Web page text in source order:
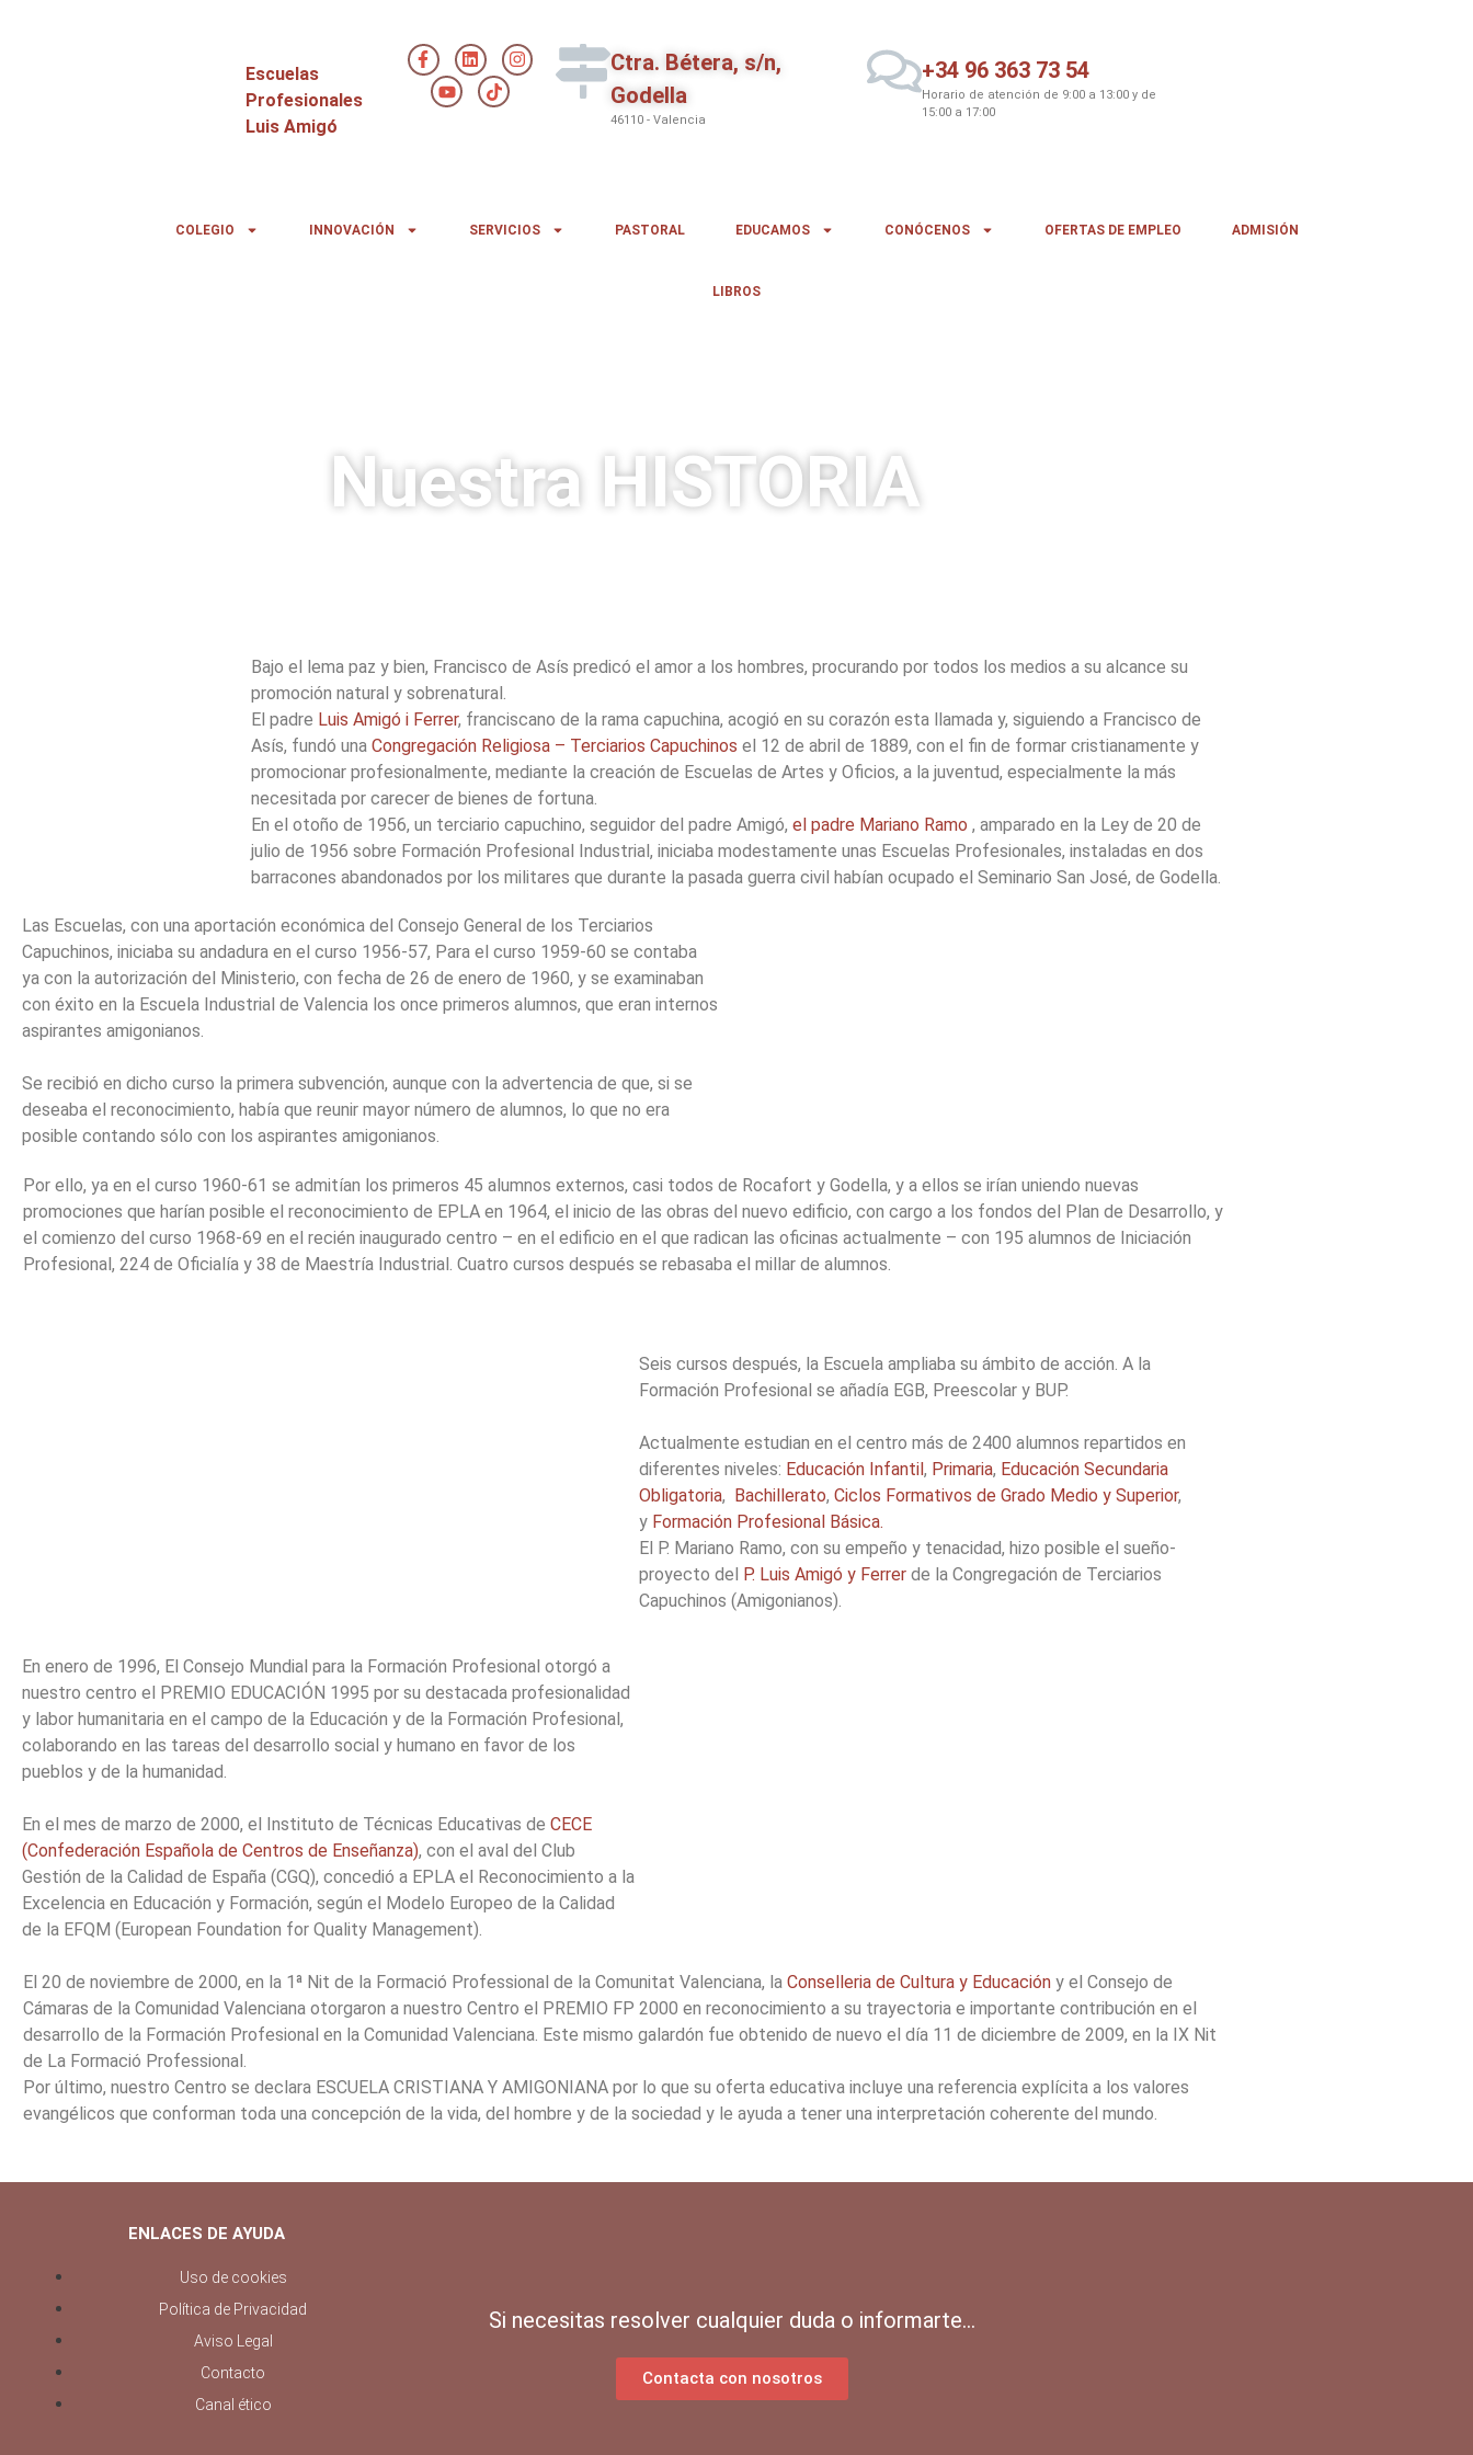
Escuelas
Profesionales
Luis Amigó
Ctra. Bétera, s/n,
Godella
46110 - Valencia
+34 96 363 73 54
Horario de atención de 9:00 a 13:00 y de
15:00 a 17:00
COLEGIO INNOVACIÓN SERVICIOS PASTORAL EDUCAMOS CONÓCENOS OFERTAS DE EMPLEO ADMISIÓN
LIBROS
Nuestra HISTORIA
Bajo el lema paz y bien, Francisco de Asís predicó el amor a los hombres, procurando por todos los medios a su alcance su
promoción natural y sobrenatural.
El padre Luis Amigó i Ferrer, franciscano de la rama capuchina, acogió en su corazón esta llamada y, siguiendo a Francisco de
Asís, fundó una Congregación Religiosa – Terciarios Capuchinos el 12 de abril de 1889, con el fin de formar cristianamente y
promocionar profesionalmente, mediante la creación de Escuelas de Artes y Oficios, a la juventud, especialmente la más
necesitada por carecer de bienes de fortuna.
En el otoño de 1956, un terciario capuchino, seguidor del padre Amigó, el padre Mariano Ramo , amparado en la Ley de 20 de
julio de 1956 sobre Formación Profesional Industrial, iniciaba modestamente unas Escuelas Profesionales, instaladas en dos
barracones abandonados por los militares que durante la pasada guerra civil habían ocupado el Seminario San José, de Godella.
Las Escuelas, con una aportación económica del Consejo General de los Terciarios
Capuchinos, iniciaba su andadura en el curso 1956-57, Para el curso 1959-60 se contaba
ya con la autorización del Ministerio, con fecha de 26 de enero de 1960, y se examinaban
con éxito en la Escuela Industrial de Valencia los once primeros alumnos, que eran internos
aspirantes amigonianos.
Se recibió en dicho curso la primera subvención, aunque con la advertencia de que, si se
deseaba el reconocimiento, había que reunir mayor número de alumnos, lo que no era
posible contando sólo con los aspirantes amigonianos.
Por ello, ya en el curso 1960-61 se admitían los primeros 45 alumnos externos, casi todos de Rocafort y Godella, y a ellos se irían uniendo nuevas
promociones que harían posible el reconocimiento de EPLA en 1964, el inicio de las obras del nuevo edificio, con cargo a los fondos del Plan de Desarrollo, y
el comienzo del curso 1968-69 en el recién inaugurado centro – en el edificio en el que radican las oficinas actualmente – con 195 alumnos de Iniciación
Profesional, 224 de Oficialía y 38 de Maestría Industrial. Cuatro cursos después se rebasaba el millar de alumnos.
Seis cursos después, la Escuela ampliaba su ámbito de acción. A la
Formación Profesional se añadía EGB, Preescolar y BUP.
Actualmente estudian en el centro más de 2400 alumnos repartidos en
diferentes niveles: Educación Infantil , Primaria, Educación Secundaria
Obligatoria, Bachillerato, Ciclos Formativos de Grado Medio y Superior,
y Formación Profesional Básica.
El P. Mariano Ramo, con su empeño y tenacidad, hizo posible el sueño-
proyecto del
P. Luis Amigó y Ferrer de la Congregación de Terciarios
Capuchinos (Amigonianos).
En enero de 1996, El Consejo Mundial para la Formación Profesional otorgó a
nuestro centro el PREMIO EDUCACIÓN 1995 por su destacada profesionalidad
y labor humanitaria en el campo de la Educación y de la Formación Profesional,
colaborando en las tareas del desarrollo social y humano en favor de los
pueblos y de la humanidad.
En el mes de marzo de 2000, el Instituto de Técnicas Educativas de CECE
(Confederación Española de Centros de Enseñanza), con el aval del Club
Gestión de la Calidad de España (CGQ), concedió a EPLA el Reconocimiento a la
Excelencia en Educación y Formación, según el Modelo Europeo de la Calidad
de la EFQM (European Foundation for Quality Management).
El 20 de noviembre de 2000, en la 1ª Nit de la Formació Professional de la Comunitat Valenciana, laConselleria de Cultura y Educación y el Consejo de
Cámaras de la Comunidad Valenciana otorgaron a nuestro Centro el PREMIO FP 2000 en reconocimiento a su trayectoria e importante contribución en el
desarrollo de la Formación Profesional en la Comunidad Valenciana. Este mismo galardón fue obtenido de nuevo el día 11 de diciembre de 2009, en la IX Nit
de La Formació Professional.
Por último, nuestro Centro se declara ESCUELA CRISTIANA Y AMIGONIANA por lo que su oferta educativa incluye una referencia explícita a los valores
evangélicos que conforman toda una concepción de la vida, del hombre y de la sociedad y le ayuda a tener una interpretación coherente del mundo.
ENLACES DE AYUDA
Uso de cookies
Política de Privacidad
Aviso Legal
Contacto
Canal ético
Si necesitas resolver cualquier duda o informarte...
Contacta con nosotros